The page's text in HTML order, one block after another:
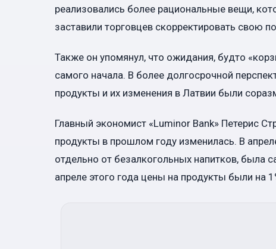
реализовались более рациональные вещи,
заставили торговцев скорректировать свою
Также он упомянул, что ожидания, будто
самого начала. В более долгосрочной
продукты и их изменения в Латвии были
Главный экономист «Luminor Bank» Петерис
продукты в прошлом году изменилась. В
отдельно от безалкогольных напитков, была
апреле этого года цены на продукты были на